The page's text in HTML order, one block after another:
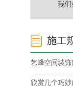
我们
 施工
艺峰空间装
欣赏几个巧